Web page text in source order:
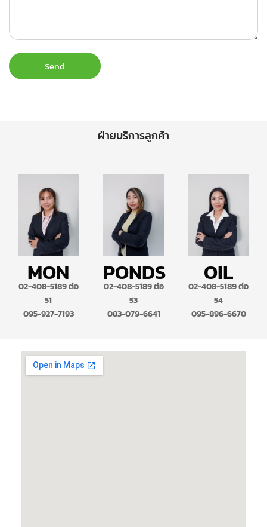
Send
ฝ่ายบริการลูกค้า
MON
02-408-5189 ต่อ
51
095-927-7193
PONDS
02-408-5189 ต่อ
53
083-079-6641
OIL
02-408-5189 ต่อ
54
095-896-6670